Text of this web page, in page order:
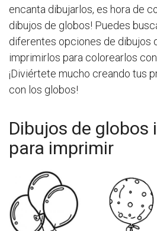
encanta dibujarlos, es hora de
dibujos de globos! Puedes
diferentes opciones de dibujos
imprimirlos para colorearlos
¡Diviértete mucho creando tus
con los globos!
Dibujos de globos
para imprimir